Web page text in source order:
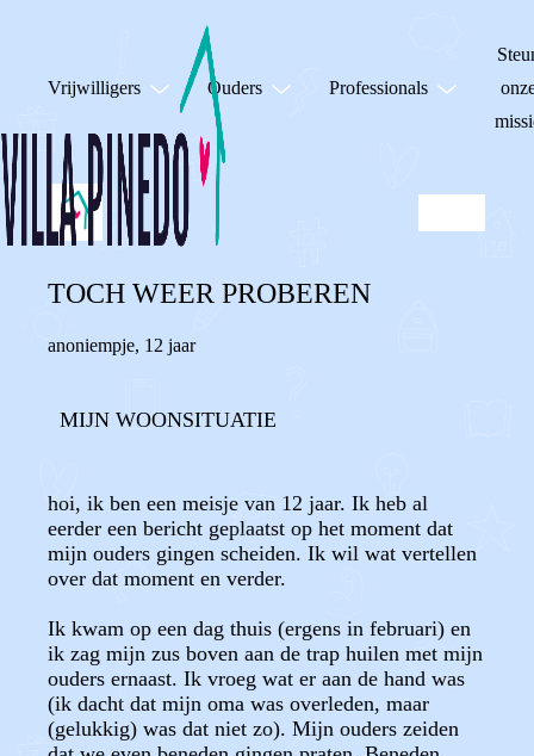
Vrijwilligers Ouders Professionals
TOCH WEER PROBEREN
anoniempje, 12 jaar
MIJN WOONSITUATIE
hoi, ik ben een meisje van 12 jaar. Ik heb al
eerder een bericht geplaatst op het moment dat
mijn ouders gingen scheiden. Ik wil wat vertellen
over dat moment en verder.
Ik kwam op een dag thuis (ergens in februari) en
ik zag mijn zus boven aan de trap huilen met mijn
ouders ernaast. Ik vroeg wat er aan de hand was
(ik dacht dat mijn oma was overleden, maar
(gelukkig) was dat niet zo). Mijn ouders zeiden